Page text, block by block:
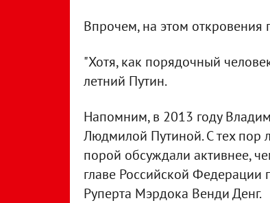
Впрочем, на этом откровения
"Хотя, как порядочный
летний Путин.
Напомним, в 2013 году
Людмилой Путиной. С тех пор
порой обсуждали активнее,
главе Российской
Руперта Мэрдока Венди Денг.